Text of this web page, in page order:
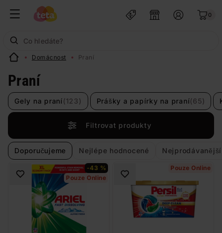
0
Domácnost Praní
Praní
Gely na praní (123) Prášky a papírky na praní(65)
Filtrovat produkty
Doporučujeme Nejlépe hodnocené Nejprodávanější
-43 %
Pouze Online
Pouze Online